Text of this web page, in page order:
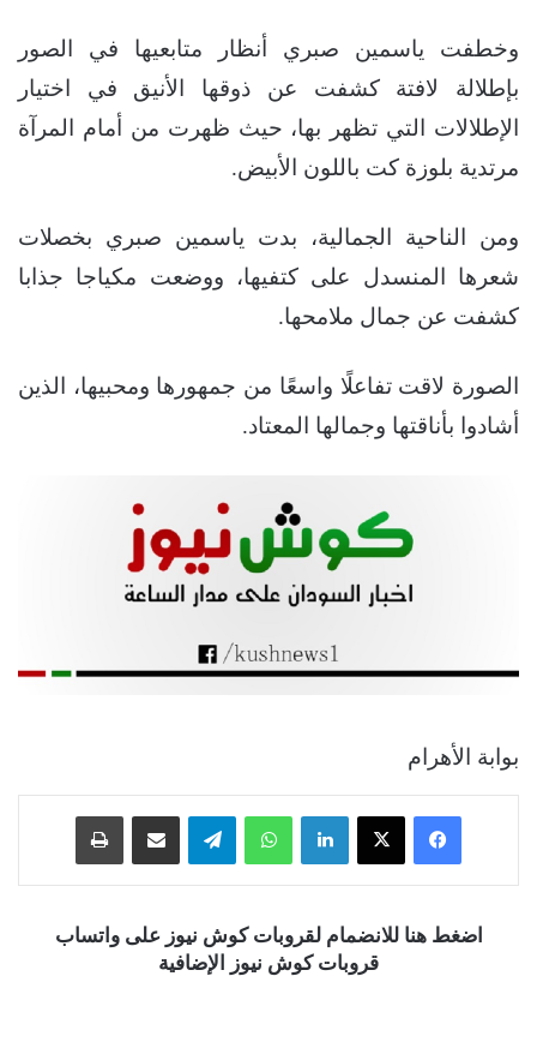
وخطفت ياسمين صبري أنظار متابعيها في الصور
بإطلالة لافتة كشفت عن ذوقها الأنيق في اختيار
الإطلالات التي تظهر بها، حيث ظهرت من أمام المرآة
مرتدية بلوزة كت باللون الأبيض.
ومن الناحية الجمالية، بدت ياسمين صبري بخصلات
شعرها المنسدل على كتفيها، ووضعت مكياجا جذابا
كشفت عن جمال ملامحها.
الصورة لاقت تفاعلًا واسعًا من جمهورها ومحبيها، الذين
أشادوا بأناقتها وجمالها المعتاد.
بوابة الأهرام
فيسبوك ‫X لينكدإن واتساب تيلقرام
اضغط هنا للانضمام لقروبات كوش نيوز على واتساب
قروبات كوش نيوز الإضافية